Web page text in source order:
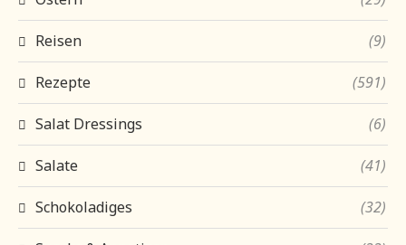
Reisen (9)
Rezepte (591)
Salat Dressings (6)
Salate (41)
Schokoladiges (32)